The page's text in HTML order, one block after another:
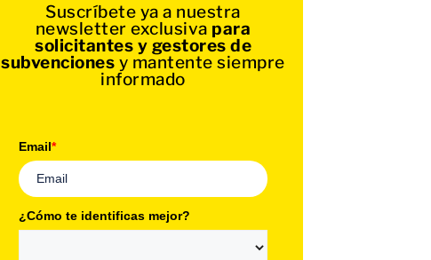
Suscríbete ya a nuestra
newsletter exclusiva para
solicitantes y gestores de
subvenciones y mantente siempre
informado
Email*
¿Cómo te identificas mejor?